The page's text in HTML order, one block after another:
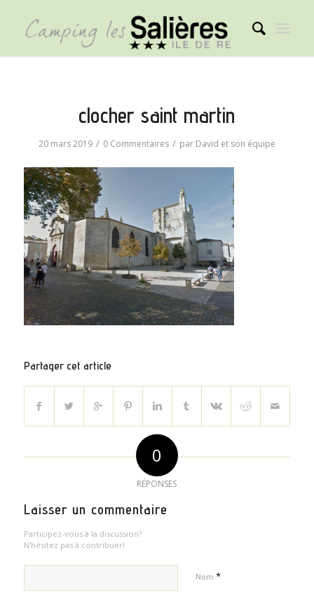
clocher saint martin
20 mars 2019 / 0 Commentaires / par David et son équipe
Partager cet article
0
RÉPONSES
Laisser un commentaire
Participez-vous à la discussion?
N'hésitez pas à contribuer!
Nom *